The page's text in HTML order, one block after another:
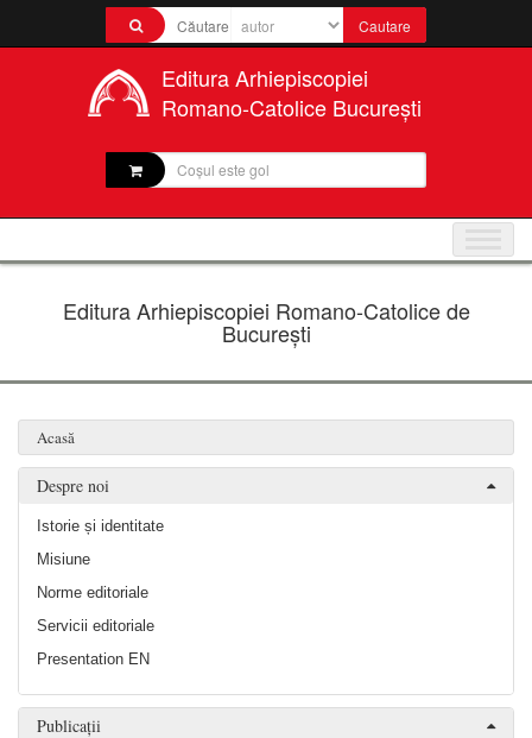
Editura Arhiepiscopiei
Romano-Catolice București
Coșul este gol
Editura Arhiepiscopiei Romano-Catolice de
București
Acasă
Despre noi
Istorie și identitate
Misiune
Norme editoriale
Servicii editoriale
Presentation EN
Publicații